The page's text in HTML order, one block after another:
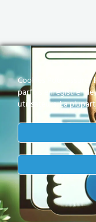
Cookies Pour
parfois enregistrer
utilisateurs. La